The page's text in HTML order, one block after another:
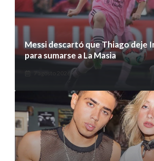
Messi descartó que Thiago deje
para sumarse a La Masia